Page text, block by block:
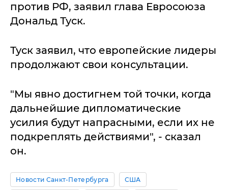
против РФ, заявил глава Евросоюза
Дональд Туск.
Туск заявил, что европейские лидеры
продолжают свои консультации.
"Мы явно достигнем той точки, когда
дальнейшие дипломатические
усилия будут напрасными, если их не
подкреплять действиями", - сказал
он.
Новости Санкт-Петербурга США